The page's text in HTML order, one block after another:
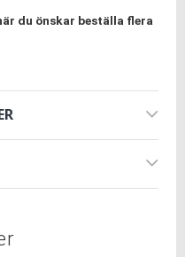
du önskar beställa flera